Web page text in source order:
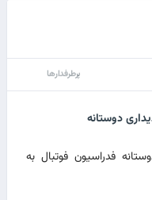
پرطرفدارها
دوستانه
فدراسیون فوتبال به